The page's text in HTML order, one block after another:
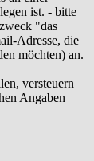
ist. - bitte
"das
Adresse, die
möchten) an.
versteuern
Angaben